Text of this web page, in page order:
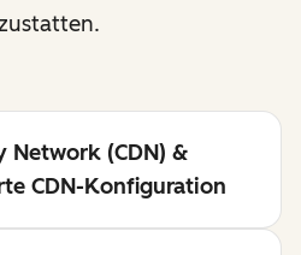
Network (CDN) &
CDN-Konfiguration